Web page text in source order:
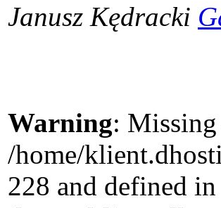
Janusz Kędracki
Warning:
/home/
228 and defined in